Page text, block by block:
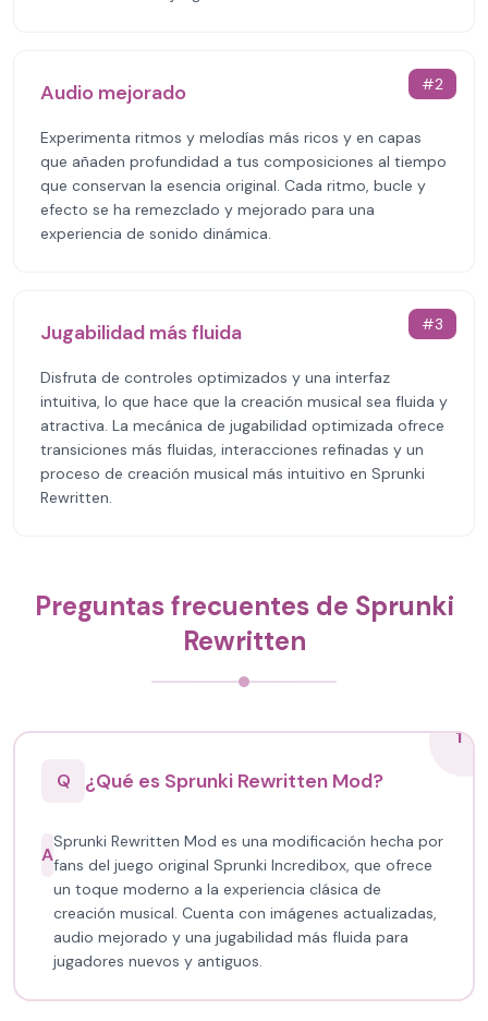
#2
Audio mejorado
Experimenta ritmos y melodías más ricos y en capas
que añaden profundidad a tus composiciones al tiempo
que conservan la esencia original. Cada ritmo, bucle y
efecto se ha remezclado y mejorado para una
experiencia de sonido dinámica.
#3
Jugabilidad más fluida
Disfruta de controles optimizados y una interfaz
intuitiva, lo que hace que la creación musical sea fluida y
atractiva. La mecánica de jugabilidad optimizada ofrece
transiciones más fluidas, interacciones refinadas y un
proceso de creación musical más intuitivo en Sprunki
Rewritten.
Preguntas frecuentes de Sprunki
Rewritten
1
Q
¿Qué es Sprunki Rewritten Mod?
A
Sprunki Rewritten Mod es una modificación hecha por
fans del juego original Sprunki Incredibox, que ofrece
un toque moderno a la experiencia clásica de
creación musical. Cuenta con imágenes actualizadas,
audio mejorado y una jugabilidad más fluida para
jugadores nuevos y antiguos.